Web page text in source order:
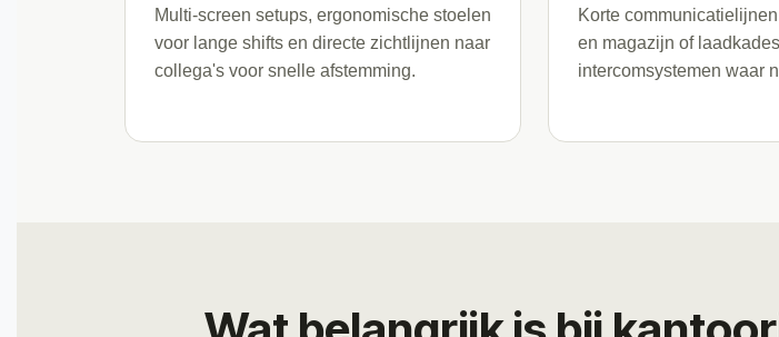
Multi-screen setups, ergonomische stoelen
voor lange shifts en directe zichtlijnen naar
collega's voor snelle afstemming.
Korte
en magazijn of
intercomsystemen waar